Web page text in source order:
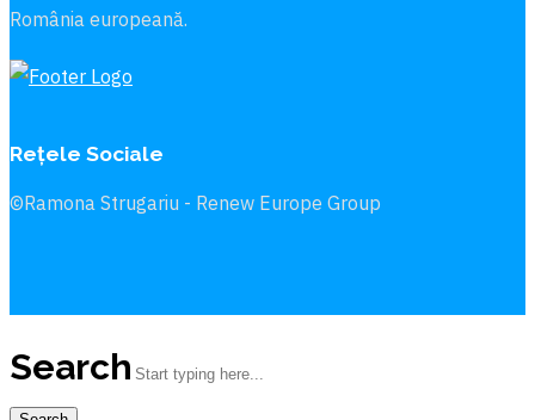
România europeană.
Rețele Sociale
©Ramona Strugariu - Renew Europe Group
Search